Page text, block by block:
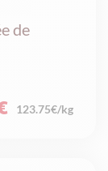
de
123.75€/kg